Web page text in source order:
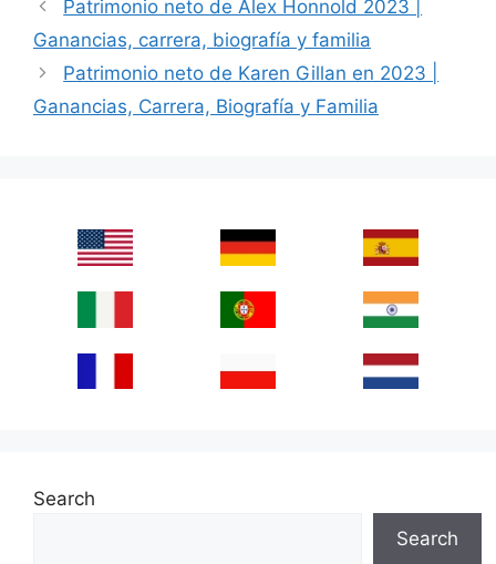
Patrimonio neto de Alex Honnold 2023 |
Ganancias, carrera, biografía y familia
Patrimonio neto de Karen Gillan en 2023 |
Ganancias, Carrera, Biografía y Familia
Search
Search